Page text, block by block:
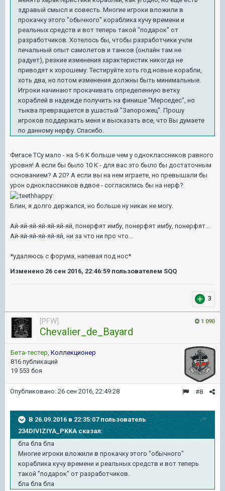
здравый смысл и совесть. Многие игроки вложили в
прокачку этого "обычного" кораблика кучу времени и
реальных средств и вот теперь такой "подарок" от
разработчиков. Хотелось бы, чтобы разработчики учли
печальный опыт самолетов и танков (онлайн там не
радует), резкие изменения характеристик никогда не
приводят к хорошему. Тестируйте хоть год новые корабли,
хоть два, но потом изменения должны быть минимальные.
Игроки начинают прокачивать определенную ветку
кораблей в надежде получить на финише "Мерседес", но
тыква превращается в ушастый "Запорожец". Прошу
игроков поддержать меня и высказать все, что Вы думаете
по данному нерфу. Спасибо.
Фигасе ТСу мало - на 5-6 К больше чем у одноклассников равного
уровня! А если бы было 10 К - для вас это было бы достаточным
основанием? А 20? А если вы на нем играете, но превышали бы
урон одноклассников вдвое - согласились бы на нерф?
Блин, я долго держался, но больше ну никак не могу.
Ай-яй-яй-яй-яй-яй-яй, понерфят имбу, понерфят имбу, понерфят...
Ай-яй-яй-яй-яй-яй, ни за что ни про что...
*удаляюсь с форума, напевая под нос*
Изменено 26 сен 2016, 22:46:59 пользователем SQQ
3
1 090
[PFW]
Chevalier_de_Bayard
Бета-тестер, Коллекционер
816 публикаций
19 553 боя
#8
Опубликовано: 26 сен 2016, 22:49:28
В 26.09.2016 в 22:35:07 пользователь
234DIVIZIYA_PKKA сказал:
бла бла бла
Многие игроки вложили в прокачку этого "обычного"
кораблика кучу времени и реальных средств и вот теперь
такой "подарок" от разработчиков.
бла бла бла